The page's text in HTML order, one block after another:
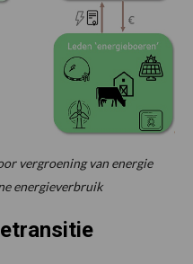
vergroening van energie
energieverbruik